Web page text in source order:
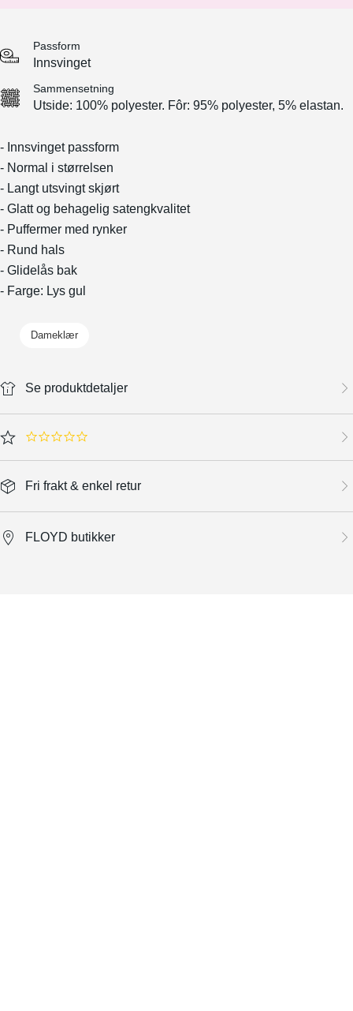
Passform
Innsvinget
Sammensetning
Utside: 100% polyester. Fôr: 95% polyester, 5% elastan.
- Innsvinget passform
- Normal i størrelsen
- Langt utsvingt skjørt
- Glatt og behagelig satengkvalitet
- Puffermer med rynker
- Rund hals
- Glidelås bak
- Farge: Lys gul
Dameklær
Se produktdetaljer
0.0 star rating
Fri frakt & enkel retur
FLOYD butikker